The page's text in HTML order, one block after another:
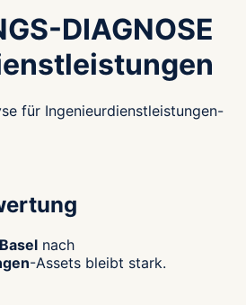
DIAGNOSE
für Ingenieurdienstleistungen-
Basel nach
-Assets bleibt stark.